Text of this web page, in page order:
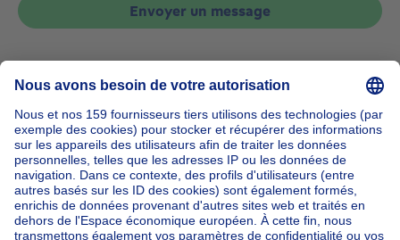
Envoyer un message
Accueil Belgique
Bruxelles (province)
Bruxelles (arrondissement)
Acheter votre maison à Evere